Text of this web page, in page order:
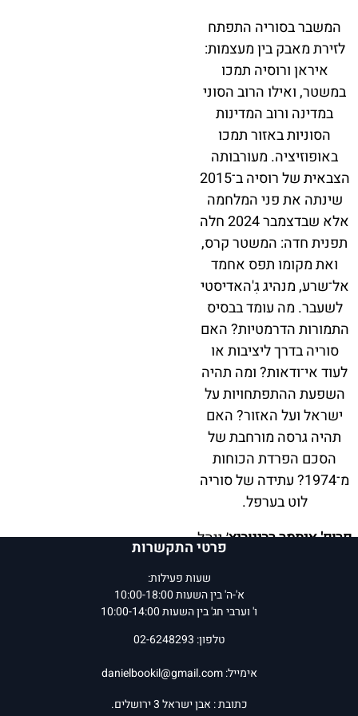
המשבר בסוריה התפתח
לזירת מאבק בין מעצמות:
איראן ורוסיה תמכו
במשטר, ואילו הרוב הסוני
במדינה ורוב המדינות
הסוניות באזור תמכו
באופוזיציה. מעורבותה
הצבאית של רוסיה ב־2015
שינתה את פני המלחמה
אלא שבדצמבר 2024 חלה
תפנית חדה: המשטר קרס,
ואת מקומו תפס אחמד
אל־שרע, מנהיג גִ'האדיסטי
לשעבר. מה עומד בבסיס
התמורות הדרמטיות? האם
סוריה בדרך ליציבות או
לעוד אי־ודאות? ומה תהיה
השפעת ההתפתחויות על
ישראל ועל האזור? האם
תהיה גרסה מורחבת של
הסכם הפרדת הכוחות
מ־1974? עתידה של סוריה
לוט בערפל.
פרופ' איתמר רבינוביץ׳ ניהל
את המשא ומתן בין ישראל
לסוריה בתקופתו של יצחק
רבין, כיהן כשגריר ישראל
מחברם של כמה ספרים על
הפוליטיקה וההיסטוריה של
פרטי התקשרות
שעות פעילות:
א'-ה' בין השעות 10:00-18:00
ו' וערבי חג' בין השעות 10:00-14:00
טלפון: 02-6248293
אימייל:danielbookil@gmail.com
כתובת : אבן ישראל 3 ירושלים.